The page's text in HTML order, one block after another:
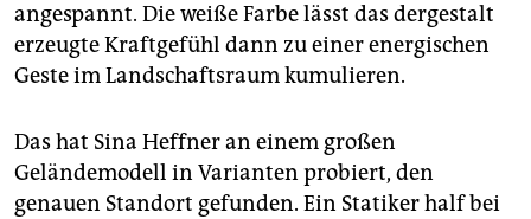
angespannt. Die weiße Farbe lässt das dergestalt
erzeugte Kraftgefühl dann zu einer energischen
Geste im Landschaftsraum kumulieren.
Das hat Sina Heffner an einem großen
Geländemodell in Varianten probiert, den
genauen Standort gefunden. Ein Statiker half bei